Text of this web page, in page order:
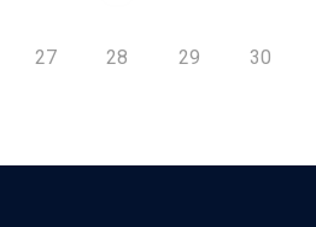
27 28 29 30